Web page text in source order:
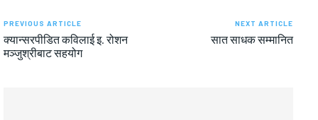
PREVIOUS ARTICLE
क्यान्सरपीडित कविलाई इ. रोशन
मञ्जुश्रीबाट सहयोग
NEXT ARTICLE
सात साधक सम्मानित